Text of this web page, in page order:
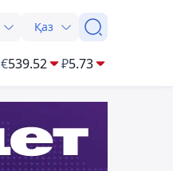
Қаз
€539.52 ₽5.73